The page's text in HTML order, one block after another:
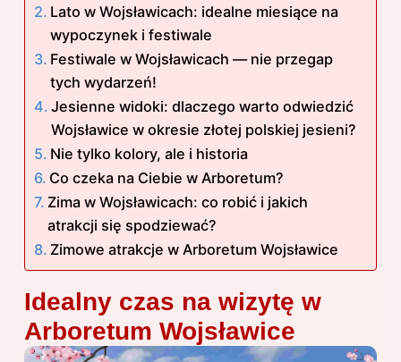
Lato w Wojsławicach: idealne miesiące na
wypoczynek i festiwale
Festiwale w Wojsławicach — nie przegap
tych wydarzeń!
Jesienne widoki: dlaczego warto odwiedzić
Wojsławice w okresie złotej polskiej jesieni?
Nie tylko kolory, ale i historia
Co czeka na Ciebie w Arboretum?
Zima w Wojsławicach: co robić i jakich
atrakcji się spodziewać?
Zimowe atrakcje w Arboretum Wojsławice
Idealny czas na wizytę w
Arboretum Wojsławice